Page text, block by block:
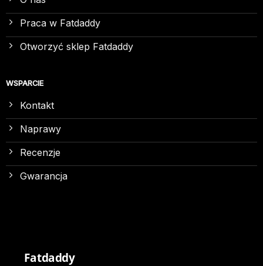
Praca w Fatdaddy
Otworzyć sklep Fatdaddy
WSPARCIE
Kontakt
Naprawy
Recenzje
Gwarancja
Fatdaddy